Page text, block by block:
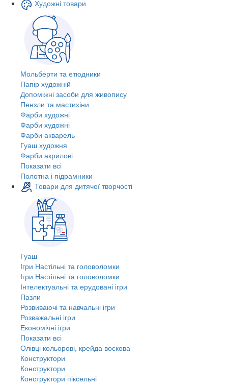
Художні товари
Мольберти та етюдники
Папір художній
Допоміжні засоби для живопису
Пензли та мастихіни
Фарби художні
Фарби художні
Фарби акварель
Гуаш художня
Фарби акрилові
Показати всі
Полотна і підрамники
Товари для дитячої творчості
Гуаш
Ігри Настільні та головоломки
Ігри Настільні та головоломки
Інтелектуальні та ерудовані ігри
Пазли
Розвиваючі та навчальні ігри
Розважальні ігри
Економічні ігри
Показати всі
Олівці кольорові, крейда воскова
Конструктори
Конструктори
Конструктори піксельні